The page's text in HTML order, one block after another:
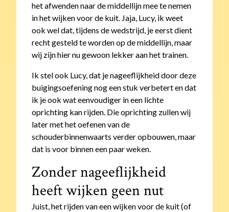
het afwenden naar de middellijn mee te nemen
in het wijken voor de kuit. Jaja, Lucy, ik weet
ook wel dat, tijdens de wedstrijd, je eerst dient
recht gesteld te worden op de middellijn, maar
wij zijn hier nu gewoon lekker aan het trainen.
Ik stel ook Lucy, dat je nageeflijkheid door deze
buigingsoefening nog een stuk verbetert en dat
ik je ook wat eenvoudiger in een lichte
oprichting kan rijden. Die oprichting zullen wij
later met het oefenen van de
schouderbinnenwaarts verder opbouwen, maar
dat is voor binnen een paar weken.
Zonder nageeflijkheid
heeft wijken geen nut
Juist, het rijden van een wijken voor de kuit (of